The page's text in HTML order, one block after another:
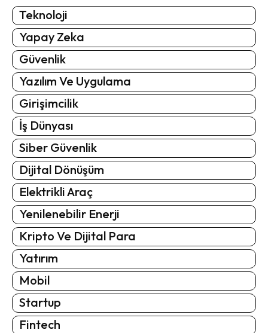
Teknoloji
Yapay Zeka
Güvenlik
Yazılım Ve Uygulama
Girişimcilik
İş Dünyası
Siber Güvenlik
Dijital Dönüşüm
Elektrikli Araç
Yenilenebilir Enerji
Kripto Ve Dijital Para
Yatırım
Mobil
Startup
Fintech